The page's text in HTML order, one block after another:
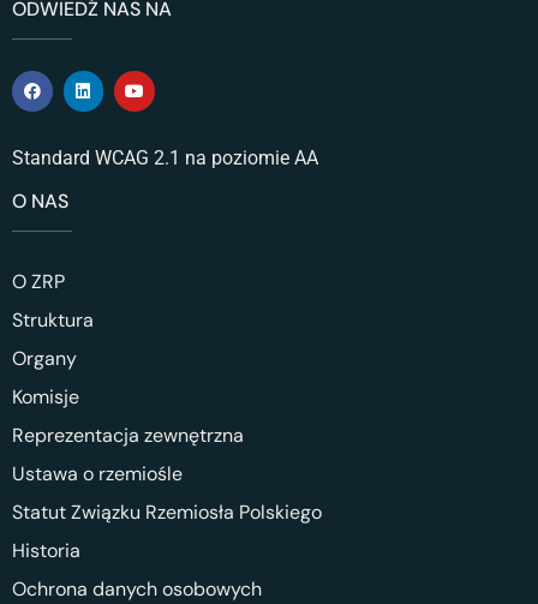
ODWIEDŹ NAS NA
Standard WCAG 2.1 na poziomie AA
O NAS
O ZRP
Struktura
Organy
Komisje
Reprezentacja zewnętrzna
Ustawa o rzemiośle
Statut Związku Rzemiosła Polskiego
Historia
Ochrona danych osobowych